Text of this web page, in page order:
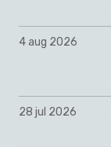
4 aug 2026
28 jul 2026